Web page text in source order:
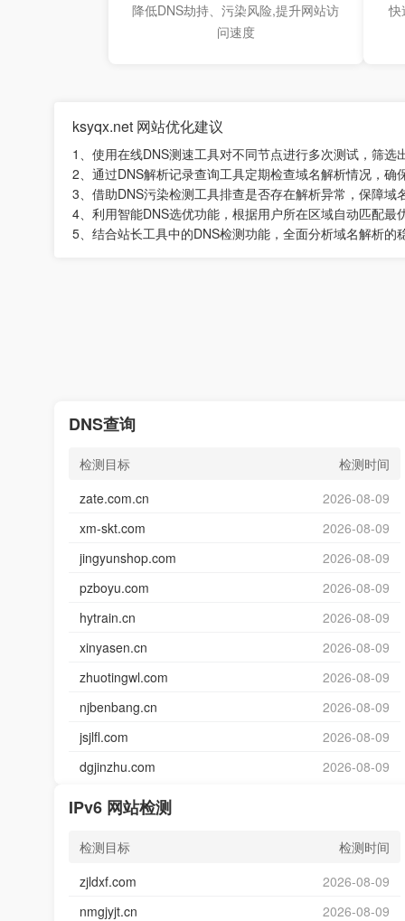
降低DNS劫持、污染风险,提升网站访
问速度
快
ksyqx.net 网站优化建议
1、使用在线DNS测速工具对不同节点进行多次测试，筛
2、通过DNS解析记录查询工具定期检查域名解析情况，确
3、借助DNS污染检测工具排查是否存在解析异常，保障域
4、利用智能DNS选优功能，根据用户所在区域自动匹配最
5、结合站长工具中的DNS检测功能，全面分析域名解析的
DNS查询
检测目标
检测时间
zate.com.cn
2026-08-09
xm-skt.com
2026-08-09
jingyunshop.com
2026-08-09
pzboyu.com
2026-08-09
hytrain.cn
2026-08-09
xinyasen.cn
2026-08-09
zhuotingwl.com
2026-08-09
njbenbang.cn
2026-08-09
jsjlfl.com
2026-08-09
dgjinzhu.com
2026-08-09
IPv6 网站检测
检测目标
检测时间
zjldxf.com
2026-08-09
nmgjyjt.cn
2026-08-09